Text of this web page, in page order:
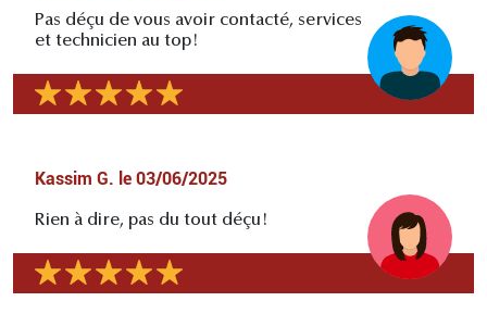
Pas déçu de vous avoir contacté, services
et technicien au top!
Kassim G. le 03/06/2025
Rien à dire, pas du tout déçu!